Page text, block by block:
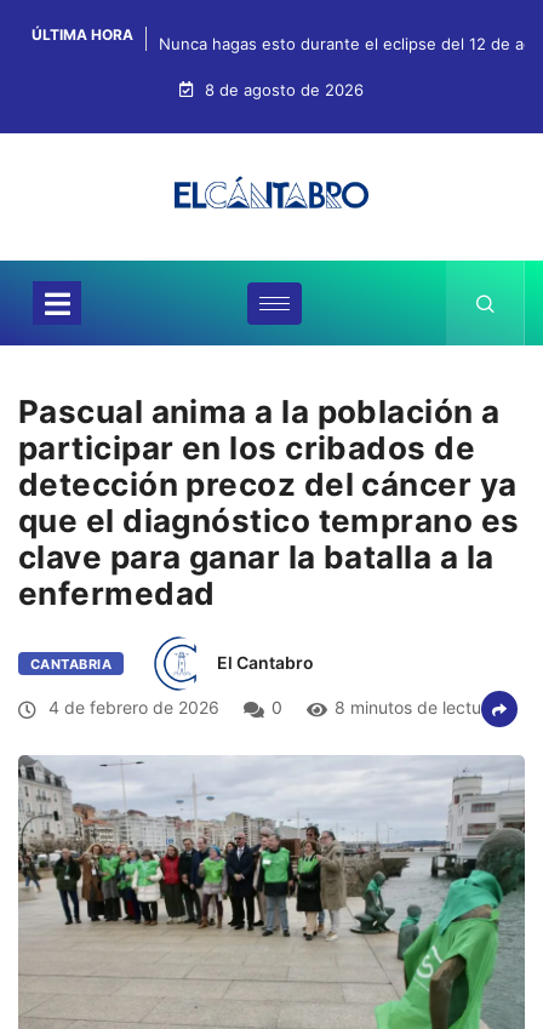
ÚLTIMA HORA Nunca hagas esto durante el eclipse del 12 de
8 de agosto de 2026
Pascual anima a la población a
participar en los cribados de
detección precoz del cáncer ya
que el diagnóstico temprano es
clave para ganar la batalla a la
enfermedad
CANTABRIA El Cantabro
4 de febrero de 2026 0 8 minutos de lectura